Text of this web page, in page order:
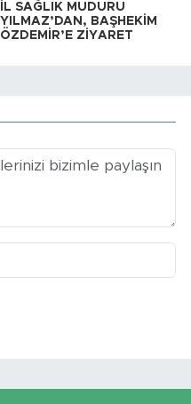
İL SAĞLIK MÜDÜRÜ
YILMAZ’DAN, BAŞHEKİM
ÖZDEMİR’E ZİYARET